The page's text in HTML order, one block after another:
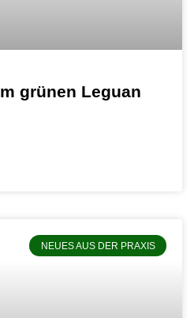
grünen Leguan
NEUES AUS DER PRAXIS